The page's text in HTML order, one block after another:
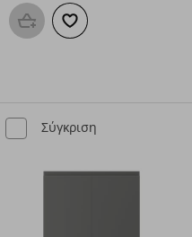
Προσθήκη στο καλάθι
Προσθήκη στα
Σύγκριση